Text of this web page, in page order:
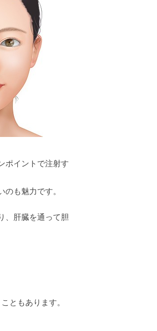
ポイントで注射す
も魅力です。
、肝臓を通って胆
ともあります。